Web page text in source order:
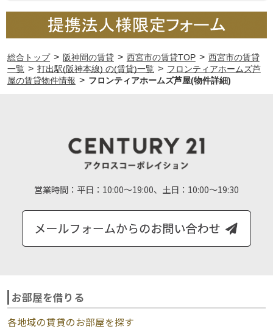
総合トップ > 阪神間の賃貸 > 西宮市の賃貸TOP > 西宮市の賃貸
一覧 > 打出駅(阪神本線) の(賃貸)一覧 > フロンティアホームズ芦
屋の賃貸物件情報 > フロンティアホームズ芦屋(物件詳細)
営業時間： 平日：10:00～19:00、土日：10:00～19:30
お部屋を借りる
各地域の賃貸のお部屋を探す